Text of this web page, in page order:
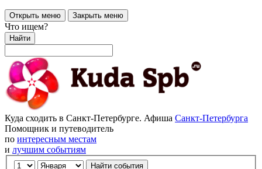
Открыть меню Закрыть меню
Что ищем?
Найти
Куда сходить в Санкт-Петербурге. Афиша Санкт-Петербурга
Помощник и путеводитель
по интересным местам
и лучшим событиям